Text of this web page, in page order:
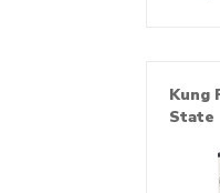
Kung
State